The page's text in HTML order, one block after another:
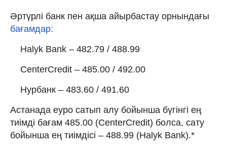
Әртүрлі банк пен ақша айырбастау орнындағы
бағамдар:
Halyk Bank – 482.79 / 488.99
CenterCredit – 485.00 / 492.00
Нурбанк – 483.60 / 491.60
Астанада еуро сатып алу бойынша бүгінгі ең
тиімді бағам 485.00 (CenterCredit) болса, сату
бойынша ең тиімдісі – 488.99 (Halyk Bank).*